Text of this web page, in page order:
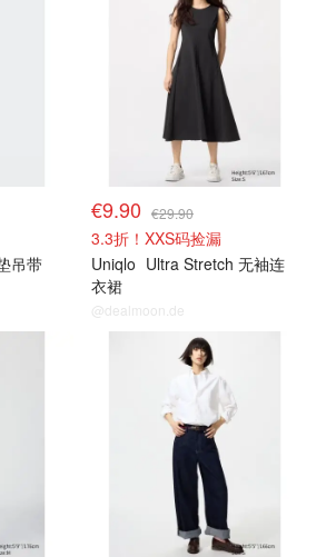
吊带
€9.90 €29.90
3.3折！XXS码捡漏
Uniqlo Ultra Stretch 无袖连
衣裙
@dealmoon.de